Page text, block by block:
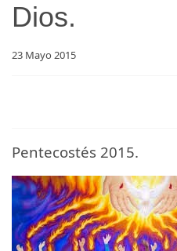
Dios.
23 Mayo 2015
Pentecostés 2015.